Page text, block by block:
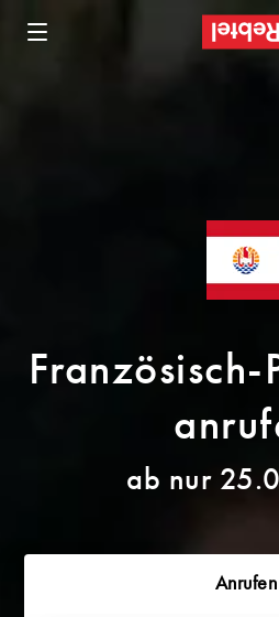
Französisch-
ab nur
Anrufen